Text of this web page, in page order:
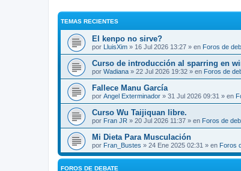
TEMAS RECIENTES
El kenpo no sirve?
por LluisXim » 16 Jul 2026 13:27 » en Foros de
Curso de introducción al sparring en
por Wadiana » 22 Jul 2026 19:32 » en Foros de
Fallece Manu García
por Angel Exterminador » 31 Jul 2026 09:31 » en
Curso Wu Taijiquan libre.
por Fran JR » 20 Jul 2026 11:37 » en Foros de
Mi Dieta Para Musculación
por Fran_Bustes » 24 Ene 2025 02:31 » en Foros
FOROS DE DEBATE